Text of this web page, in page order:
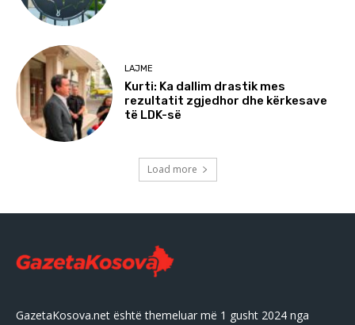
LAJME
Kurti: Ka dallim drastik mes
rezultatit zgjedhor dhe kërkesave
të LDK-së
Load more
GazetaKosova.net është themeluar më 1 gusht 2024 nga